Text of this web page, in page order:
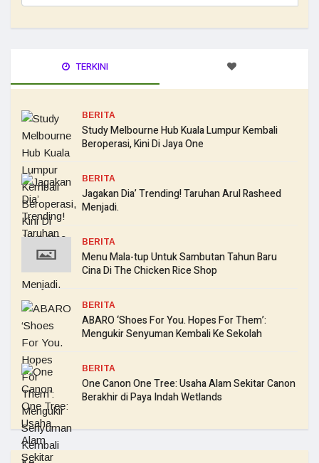
TERKINI
BERITA
Study Melbourne Hub Kuala Lumpur Kembali
Beroperasi, Kini Di Jaya One
BERITA
Jagakan Dia’ Trending! Taruhan Arul Rasheed
Menjadi.
BERITA
Menu Mala-tup Untuk Sambutan Tahun Baru
Cina Di The Chicken Rice Shop
BERITA
ABARO ‘Shoes For You. Hopes For Them’:
Mengukir Senyuman Kembali Ke Sekolah
BERITA
One Canon One Tree: Usaha Alam Sekitar Canon
Berakhir di Paya Indah Wetlands